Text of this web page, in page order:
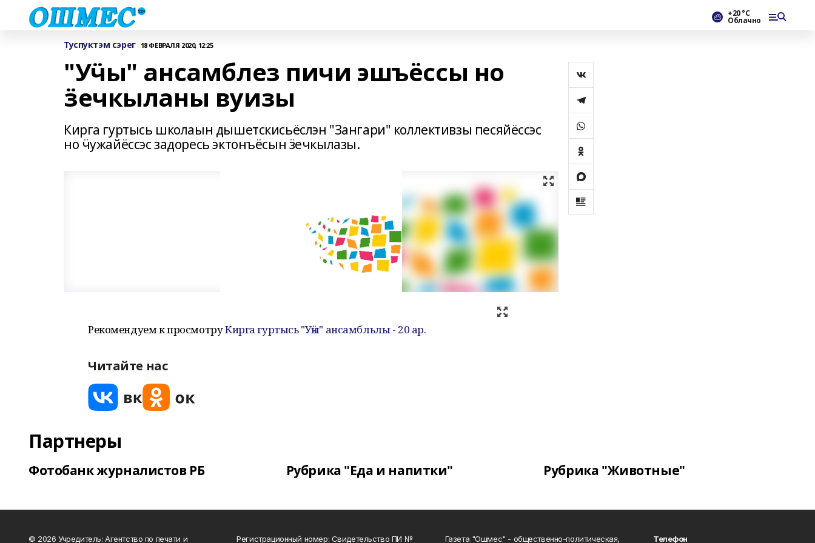
+20 °С
Облачно
Туспуктэм сэрег 18 ФЕВРАЛЯ 2020, 12:25
"Уӵы" ансамблез пичи эшъёссы но
ӟечкыланы вуизы
Кирга гуртысь школаын дышетскисьёслэн "Зангари" коллективзы песяйёссэс
но ӵужайёссэс задоресь эктонъёсын ӟечкылазы.
Рекомендуем к просмотруКирга гуртысь "Уӵы" ансамбльлы - 20 ар.
Читайте нас
Партнеры
Фотобанк журналистов РБ Рубрика "Еда и напитки" Рубрика "Животные"
© 2026 Учредитель: Агентство по печати и Регистрационный номер: Свидетельство ПИ № Газета "Ошмес" - общественно-политическая, Телефон